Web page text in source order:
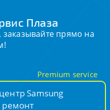
Плаза
заказывайте прямо на
Samsung
Premium service